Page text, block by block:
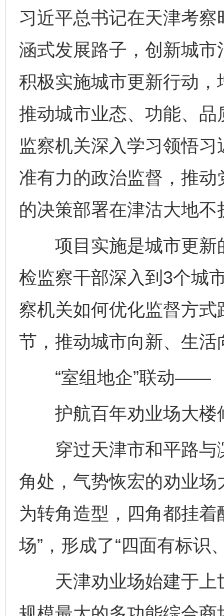
习近平总书记在天津考
涵式发展路子，创新城
积极实施城市更新行动
推动城市业态、功能、品
监察机关深入学习领悟
准有力的政治监督，推
的决策部署在津沽大地
项目实施是城市更新
检监察干部深入到3个城
察机关如何优化监督方
节，推动城市向新、生活
“室组地企”联动——
护航百年劝业场大楼
穿过天津市和平路与
角处，气势恢宏的劝业
为转角造型，四角都挂
场”，形成了“四面有标识
天津劝业场始建于上